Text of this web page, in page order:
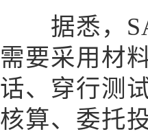
据悉，
需要采用材
话、穿行测
核算、委托